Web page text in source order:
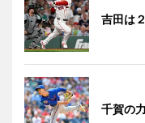
吉田は
千賀の